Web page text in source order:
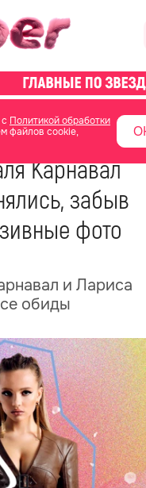
Политикой обработки
файлов cookie,
Карнавал
забыв
фото
и Лариса
обиды